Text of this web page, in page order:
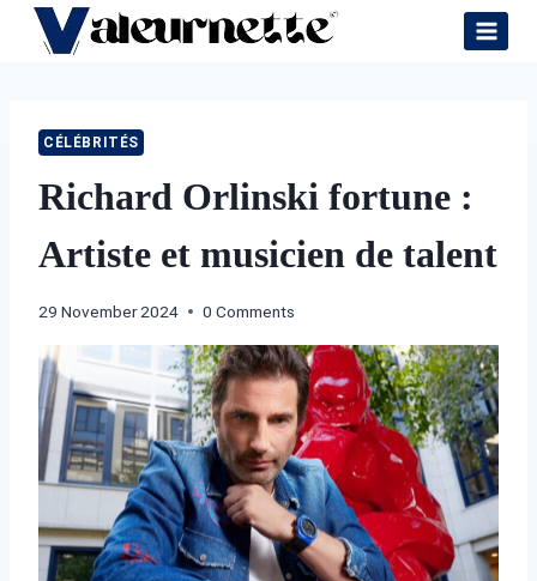
Skip
CÉLÉBRITÉS
Richard Orlinski fortune :
Artiste et musicien de talent
29 November 2024 0 Comments